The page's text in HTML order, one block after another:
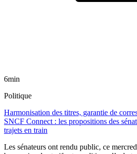
6min
Politique
Harmonisation des titres, garantie de
SNCF Connect : les propositions des
trajets en train
Les sénateurs ont rendu public, ce